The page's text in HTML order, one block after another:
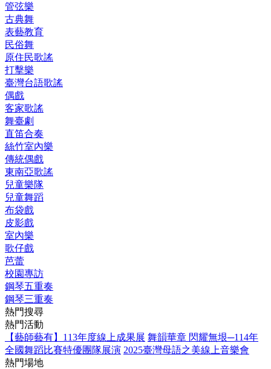
管弦樂
古典舞
表藝教育
民俗舞
原住民歌謠
打擊樂
臺灣台語歌謠
偶戲
客家歌謠
舞臺劇
直笛合奏
絲竹室內樂
傳統偶戲
東南亞歌謠
兒童樂隊
兒童舞蹈
布袋戲
皮影戲
室內樂
歌仔戲
芭蕾
校園專訪
鋼琴五重奏
鋼琴三重奏
熱門搜尋
熱門活動
【藝師藝有】113年度線上成果展 舞韻華章 閃耀無垠─114年
全國舞蹈比賽特優團隊展演 2025臺灣母語之美線上音樂會
熱門場地